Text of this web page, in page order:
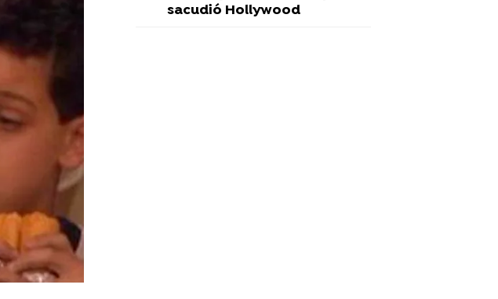
sacudió Hollywood